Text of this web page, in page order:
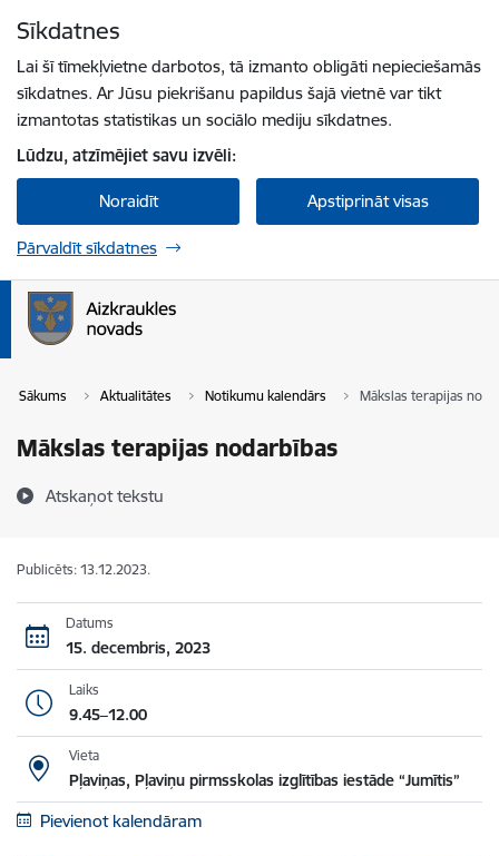
Sīkdatnes
Lai šī tīmekļvietne darbotos, tā izmanto obligāti nepieciešamās
sīkdatnes. Ar Jūsu piekrišanu papildus šajā vietnē var tikt
izmantotas statistikas un sociālo mediju sīkdatnes.
Lūdzu, atzīmējiet savu izvēli:
Noraidīt Apstiprināt visas
Pārvaldīt sīkdatnes
Sākums Aktualitātes Notikumu kalendārs Mākslas terapijas
Mākslas terapijas nodarbības
Atskaņot tekstu
Publicēts: 13.12.2023.
Datums
15. decembris, 2023
Laiks
9.45–12.00
Vieta
Pļaviņas, Pļaviņu pirmsskolas izglītības iestāde “Jumītis”
Pievienot kalendāram